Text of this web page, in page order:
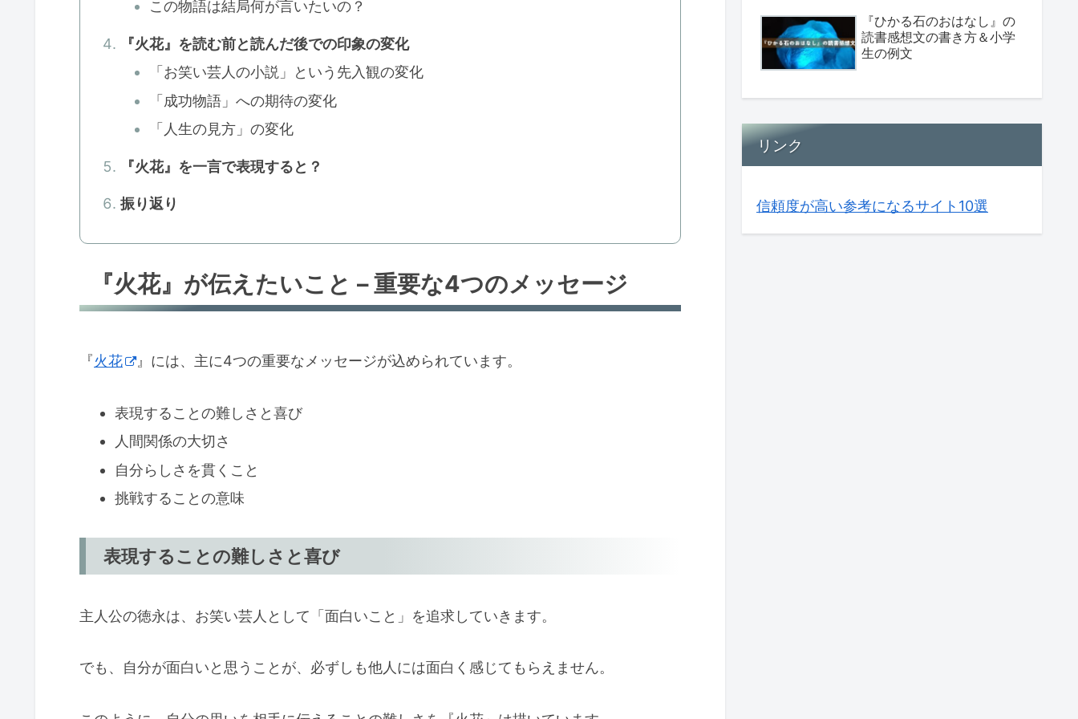
この物語は結局何が言いたいの？
『火花』を読む前と読んだ後での印象の変化
「お笑い芸人の小説」という先入観の変化
「成功物語」への期待の変化
「人生の見方」の変化
『火花』を一言で表現すると？
振り返り
『火花』が伝えたいこと – 重要な4つのメッセージ
『火花 』には、主に4つの重要なメッセージが込められています。
表現することの難しさと喜び
人間関係の大切さ
自分らしさを貫くこと
挑戦することの意味
表現することの難しさと喜び
主人公の徳永は、お笑い芸人として「面白いこと」を追求していきます。
でも、自分が面白いと思うことが、必ずしも他人には面白く感じてもらえません。
『ひかる石のおはなし』の
読書感想文の書き方＆小学
生の例文
リンク
信頼度が高い参考になるサイト10選